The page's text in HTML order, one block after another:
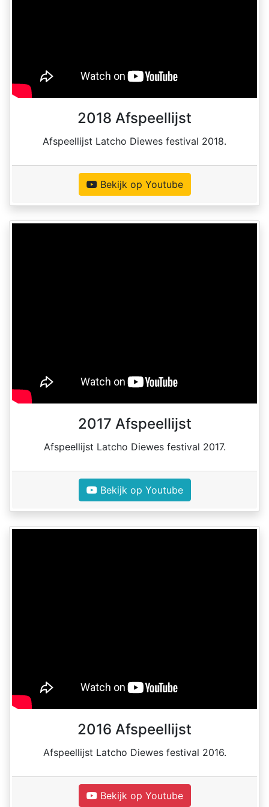
2018 Afspeellijst
Afspeellijst Latcho Diewes festival 2018.
Bekijk op Youtube
2017 Afspeellijst
Afspeellijst Latcho Diewes festival 2017.
Bekijk op Youtube
2016 Afspeellijst
Afspeellijst Latcho Diewes festival 2016.
Bekijk op Youtube